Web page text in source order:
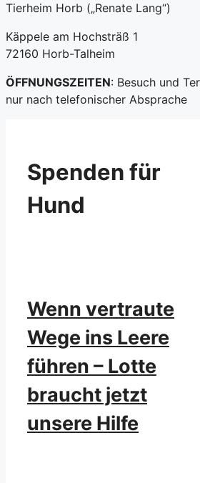
Tierheim Horb („Renate Lang“)
Käppele am Hochsträß 1
72160 Horb-Talheim
ÖFFNUNGSZEITEN: Besuch und
nur nach telefonischer Absprache
Spenden für
Hund
Wenn vertraute
Wege ins Leere
führen – Lotte
braucht jetzt
unsere Hilfe